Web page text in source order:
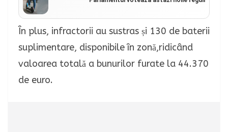
În plus, infractorii au sustras și 130 de baterii
suplimentare, disponibile în zonă,ridicând
valoarea totală a bunurilor furate la 44.370
de euro.